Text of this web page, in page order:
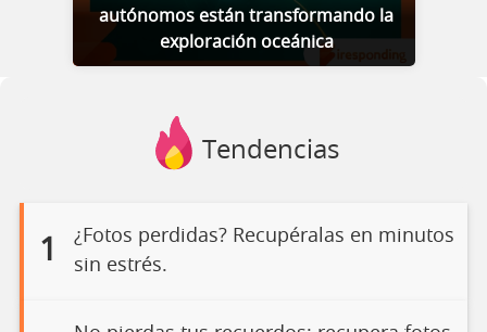
autónomos están transformando la
exploración oceánica
Tendencias
1
¿Fotos perdidas? Recupéralas en minutos
sin estrés.